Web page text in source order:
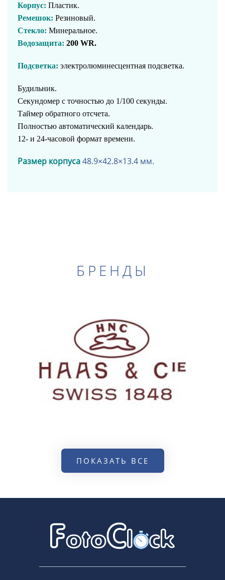
Корпус: Пластик.
Ремешок: Резиновый.
Стекло: Минеральное.
Водозащита: 200 WR.
Подсветка: электролюминесцентная подсветка.
Будильник.
Секундомер с точностью до 1/100 секунды.
Таймер обратного отсчета.
Полностью автоматический календарь.
12- и 24-часовой формат времени.
Размер корпуса48.9×42.8×13.4 мм.
БРЕНДЫ
ПОКАЗАТЬ ВСЕ